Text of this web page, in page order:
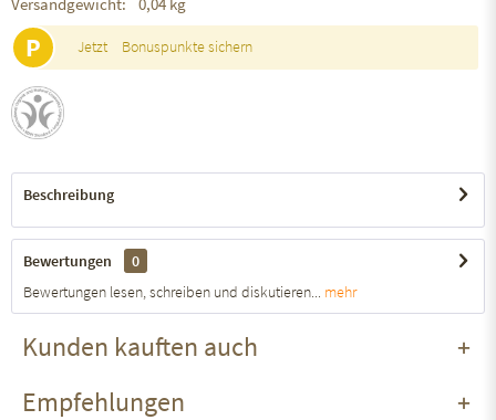
P Jetzt Bonuspunkte sichern
Beschreibung
Bewertungen
0
Bewertungen lesen, schreiben und diskutieren... mehr
Kunden kauften auch
Empfehlungen